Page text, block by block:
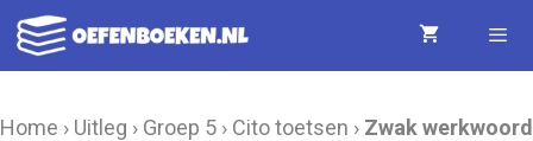
Ga
naar
Home › Uitleg › Groep 5 › Cito toetsen › Zwak werkwoord